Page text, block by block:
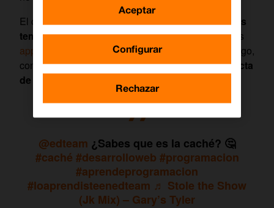
El caché es un espacio dealmacenamiento que es
temporal. Se conforma por archivos y datos que las
apps usan para acelerar su rendimiento
. Sin embargo,
con el paso del tiempo, el cachése acumula y afecta
de forma negativa
@edteam ¿Sabes que es la caché? 🤔
#caché #desarrolloweb #programacion
#aprendeprogramacion
#loaprendisteenedteam ♬ Stole the Show
(Jk Mix) – Gary’s Tyler
Configurar
Rechazar
Aceptar